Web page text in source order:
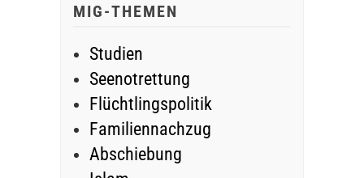
MIG-THEMEN
Studien
Seenotrettung
Flüchtlingspolitik
Familiennachzug
Abschiebung